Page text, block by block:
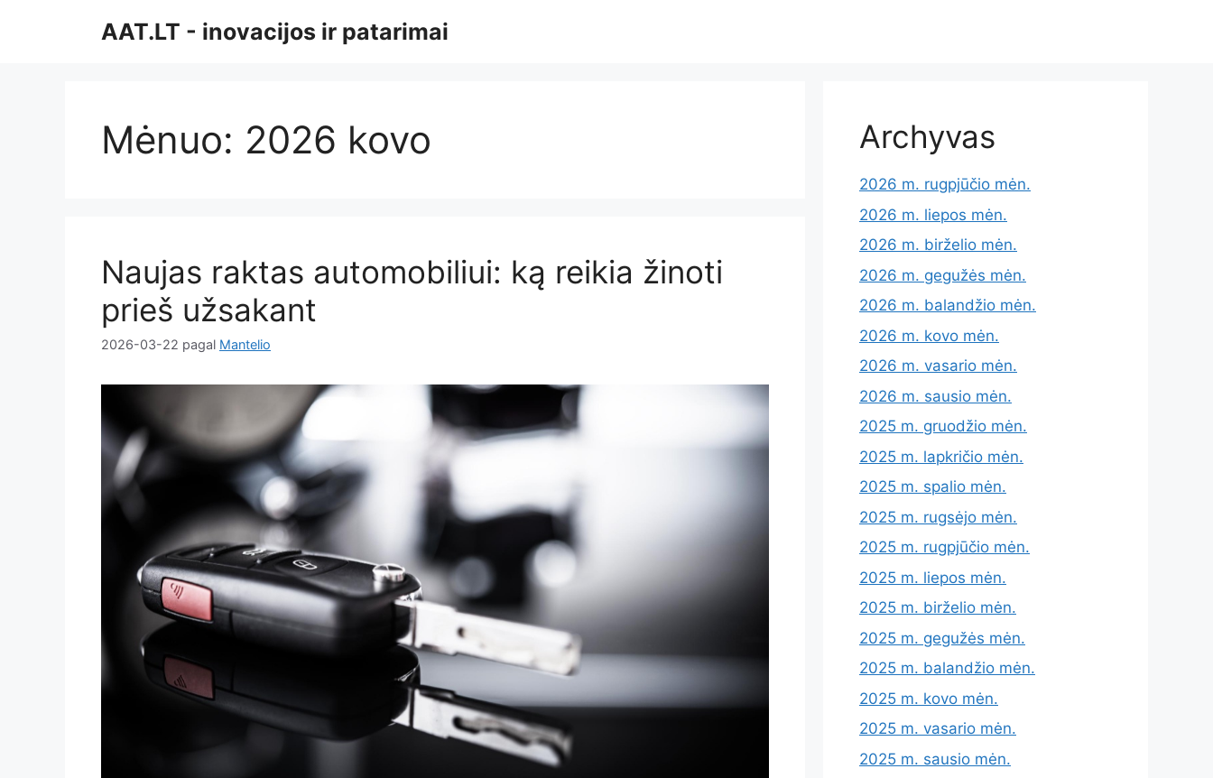
AAT.LT - inovacijos ir patarimai
Mėnuo: 2026 kovo
Naujas raktas automobiliui: ką reikia žinoti
prieš užsakant
2026-03-22 pagal Mantelio
Archyvas
2026 m. rugpjūčio mėn.
2026 m. liepos mėn.
2026 m. birželio mėn.
2026 m. gegužės mėn.
2026 m. balandžio mėn.
2026 m. kovo mėn.
2026 m. vasario mėn.
2026 m. sausio mėn.
2025 m. gruodžio mėn.
2025 m. lapkričio mėn.
2025 m. spalio mėn.
2025 m. rugsėjo mėn.
2025 m. rugpjūčio mėn.
2025 m. liepos mėn.
2025 m. birželio mėn.
2025 m. gegužės mėn.
2025 m. balandžio mėn.
2025 m. kovo mėn.
2025 m. vasario mėn.
2025 m. sausio mėn.